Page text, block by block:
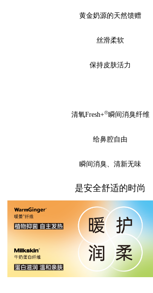
黄金奶源的天然馈赠
丝滑柔软
保持皮肤活力
清氧Fresh+®瞬间消臭纤维
给鼻腔自由
瞬间消臭、清新无味
是安全舒适的时尚